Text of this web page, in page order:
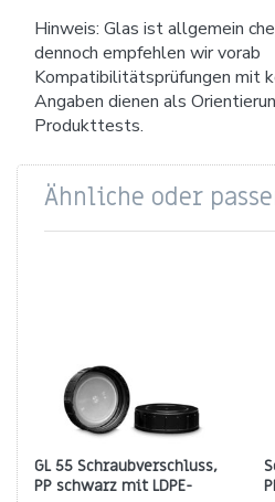
Hinweis: Glas ist allgemein
dennoch empfehlen wir vorab
Kompatibilitätsprüfungen mit
Angaben dienen als
Produkttests.
Ähnliche oder
GL 55 Schraubverschluss,
PP schwarz mit LDPE-